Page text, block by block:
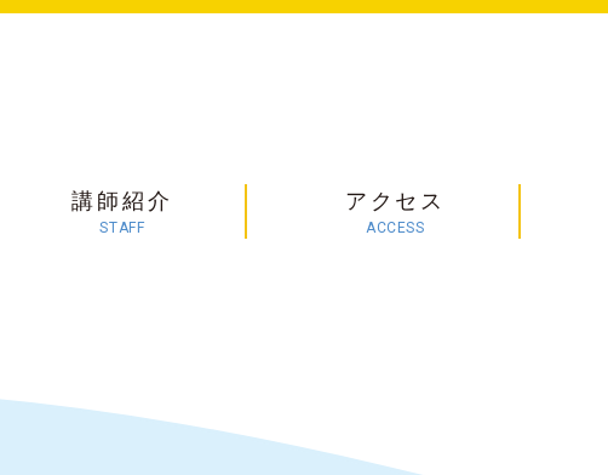
講師紹介
STAFF
アクセス
ACCESS